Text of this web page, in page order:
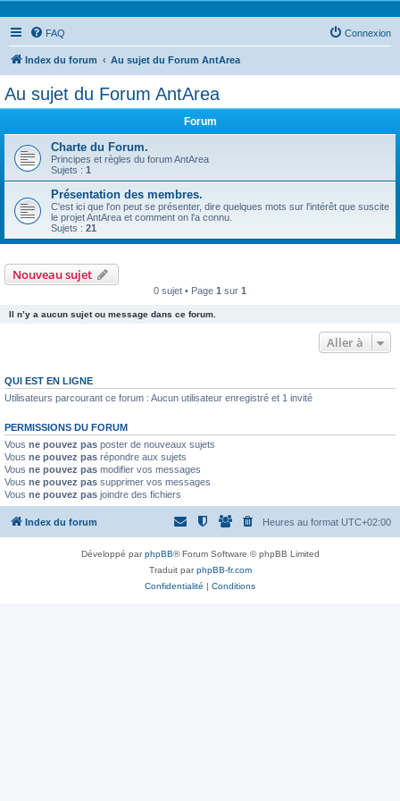
FAQ Connexion
Index du forum Au sujet du Forum AntArea
Au sujet du Forum AntArea
Forum
Charte du Forum.
Principes et règles du forum AntArea
Sujets : 1
Présentation des membres.
C'est ici que l'on peut se présenter, dire quelques mots sur l'intérêt que suscite
le projet AntArea et comment on l'a connu.
Sujets : 21
Nouveau sujet
0 sujet • Page 1 sur 1
Il n’y a aucun sujet ou message dans ce forum.
Aller à
QUI EST EN LIGNE
Utilisateurs parcourant ce forum : Aucun utilisateur enregistré et 1 invité
PERMISSIONS DU FORUM
Vous ne pouvez pas poster de nouveaux sujets
Vous ne pouvez pas répondre aux sujets
Vous ne pouvez pas modifier vos messages
Vous ne pouvez pas supprimer vos messages
Vous ne pouvez pas joindre des fichiers
Index du forum Heures au format UTC+02:00
Développé parphpBB® Forum Software © phpBB Limited
Traduit parphpBB-fr.com
Confidentialité | Conditions